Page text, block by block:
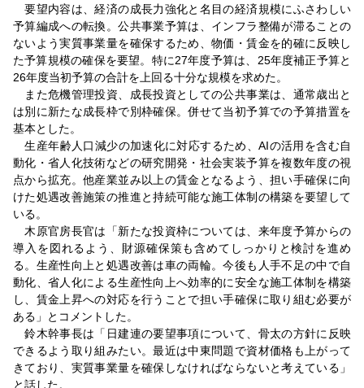
要望内容は、経済の成長力強化と名目の経済規模にふさわしい
予算編成への転換。公共事業予算は、インフラ整備が滞ることの
ないよう実質事業量を確保するため、物価・賃金を的確に反映し
た予算規模の確保を要望。特に27年度予算は、25年度補正予算と
26年度当初予算の合計を上回る十分な規模を求めた。
また危機管理投資、成長投資としての公共事業は、通常歳出と
は別に新たな成長枠で別枠確保。併せて当初予算での予算措置を
基本とした。
生産年齢人口減少の加速化に対応するため、AIの活用を含む自
動化・省人化技術などの研究開発・社会実装予算を複数年度の視
点から拡充。他産業並み以上の賃金となるよう、担い手確保に向
けた処遇改善施策の推進と持続可能な施工体制の構築を要望して
いる。
木原官房長官は「新たな投資枠については、来年度予算からの
導入を図れるよう、財源確保策も含めてしっかりと検討を進め
る。生産性向上と処遇改善は車の両輪。今後も人手不足の中で自
動化、省人化による生産性向上へ効率的に安全な施工体制を構築
し、賃金上昇への対応を行うことで担い手確保に取り組む必要が
ある」とコメントした。
鈴木幹事長は「日建連の要望事項について、骨太の方針に反映
できるよう取り組みたい。最近は中東問題で資材価格も上がって
きており、実質事業量を確保しなければならないと考えている」
と話した。